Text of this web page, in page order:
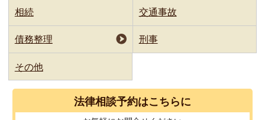
相続 交通事故
債務整理 刑事
その他
法律相談予約はこちらに